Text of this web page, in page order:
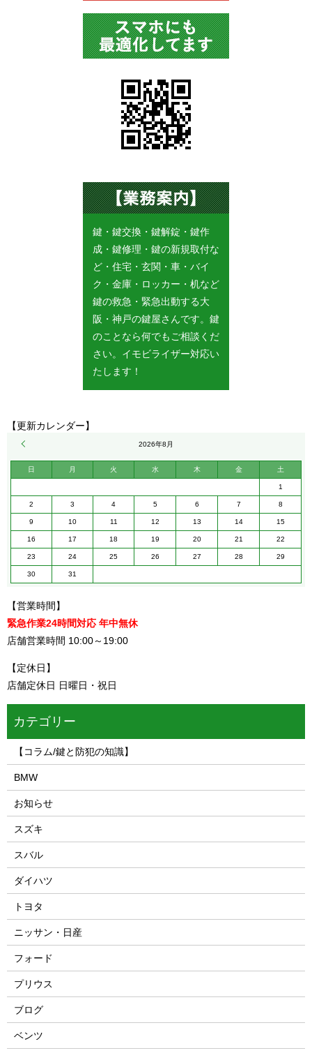
鍵・鍵交換・鍵解錠・鍵作
成・鍵修理・鍵の新規取付な
ど・住宅・玄関・車・バイ
ク・金庫・ロッカー・机など
鍵の救急・緊急出動する大
阪・神戸の鍵屋さんです。鍵
のことなら何でもご相談くだ
さい。イモビライザー対応い
たします！
【更新カレンダー】
2026年8月
日 月 火 水 木 金 土
1
2 3 4 5 6 7 8
9 10 11 12 13 14 15
16 17 18 19 20 21 22
23 24 25 26 27 28 29
30 31
【営業時間】
緊急作業24時間対応 年中無休
店舗営業時間 10:00～19:00
【定休日】
店舗定休日 日曜日・祝日
カテゴリー
【コラム/鍵と防犯の知識】
BMW
お知らせ
スズキ
スバル
ダイハツ
トヨタ
ニッサン・日産
フォード
プリウス
ブログ
ベンツ